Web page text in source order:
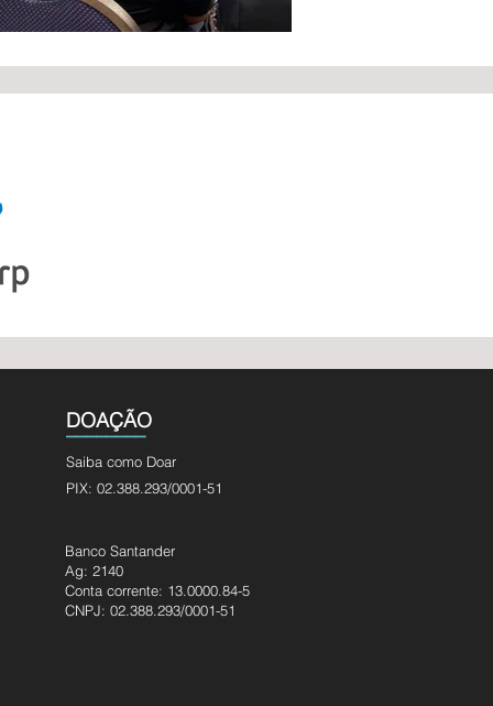
DOAÇÃO
________
Saiba como Doar
PIX: 02.388.293/0001-51
Banco Santander
Ag: 2140
Conta corrente: 13.0000.84-5
CNPJ: 02.388.293/0001-51